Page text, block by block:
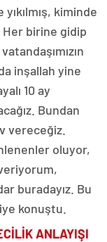
kiminde
Her birine gidip
inşallah yine
10 ay
Bundan
vereceğiz.
oluyor,
buradayız. Bu
konuştu.
ANLAYIŞI